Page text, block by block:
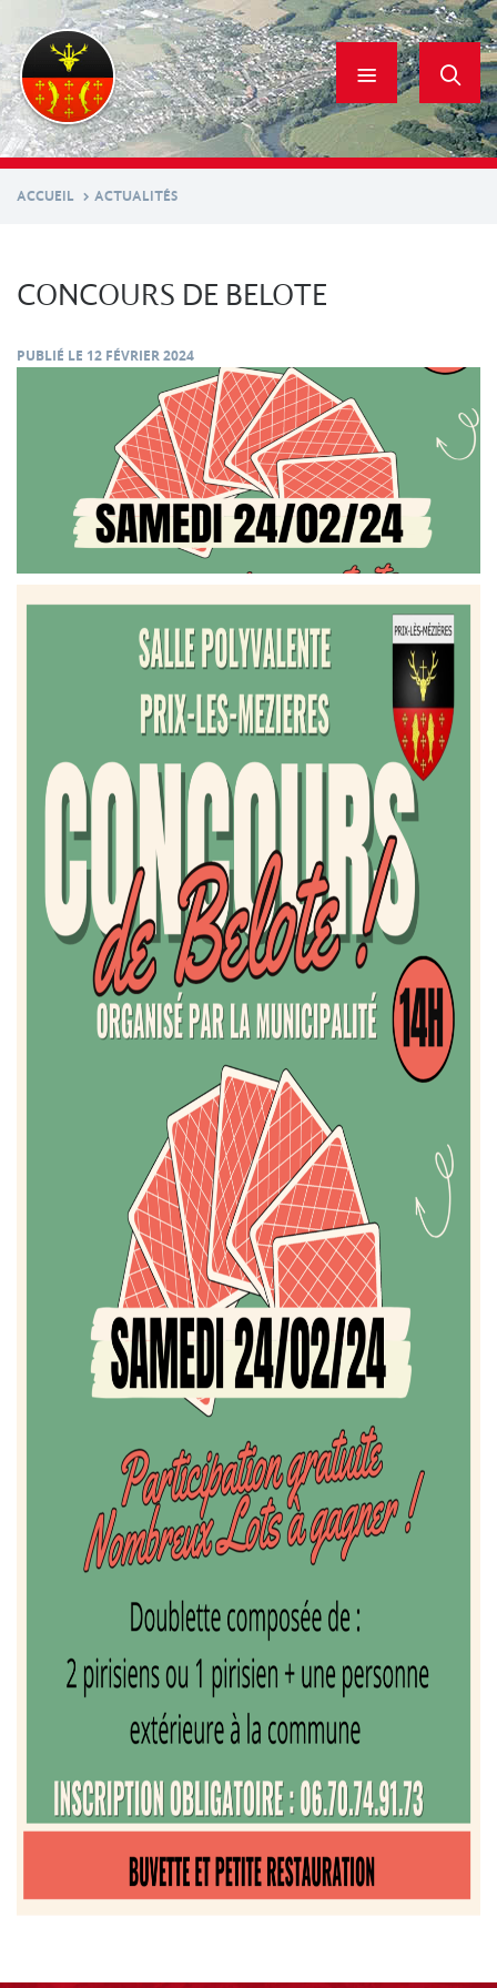
contenu
principal
ACCUEIL ACTUALITÉS
CONCOURS DE BELOTE
PUBLIÉ LE 12 FÉVRIER 2024